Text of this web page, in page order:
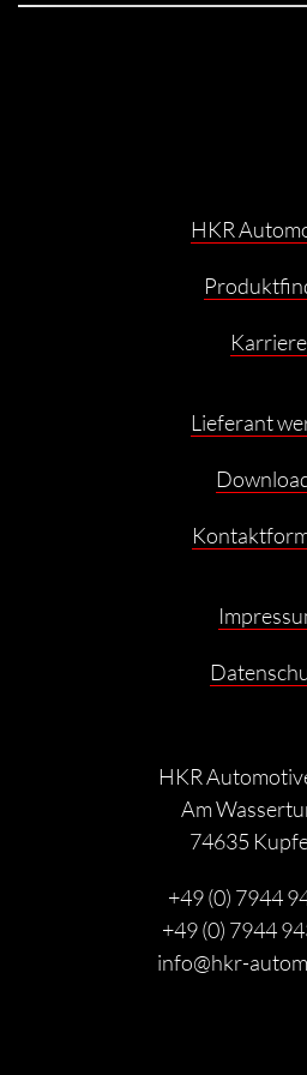
HKR
Karriere
Lieferant
HKR
Am
74635
+49 (0) 7944
+49 (0) 7944
info@hkr-